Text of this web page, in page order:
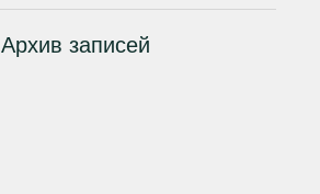
Архив записей